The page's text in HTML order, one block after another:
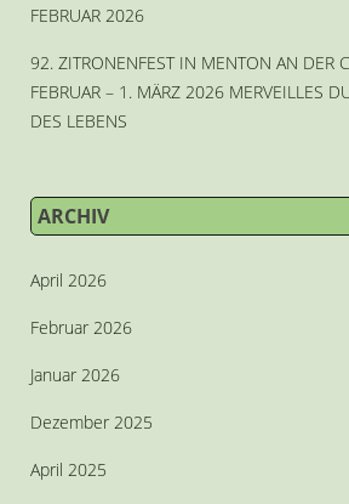
FEBRUAR 2026
92. ZITRONENFEST IN MENTON AN DER
FEBRUAR – 1. MÄRZ 2026 MERVEILLES
DES LEBENS
ARCHIV
April 2026
Februar 2026
Januar 2026
Dezember 2025
April 2025